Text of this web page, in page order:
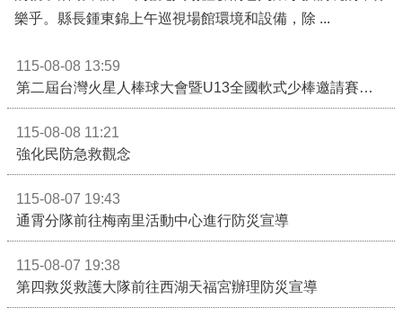
樂乎。縣長鍾東錦上午巡視場館環境和設備，除 ...
115-08-08 13:59
第二屆台灣火星人棒球大會暨U13全國軟式少棒邀請賽在苗栗舉辦
115-08-08 11:21
強化民防急救觀念
115-08-07 19:43
通霄分隊前往梅南里活動中心進行防災宣導
115-08-07 19:38
第四救災救護大隊前往西湖天福宮辦理防災宣導